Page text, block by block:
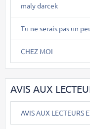
maly darcek
Tu ne serais pas un
CHEZ MOI
AVIS AUX
AVIS AUX LECTEURS